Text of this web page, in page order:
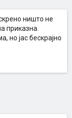
ништо не
приказна.
но јас бескрајно